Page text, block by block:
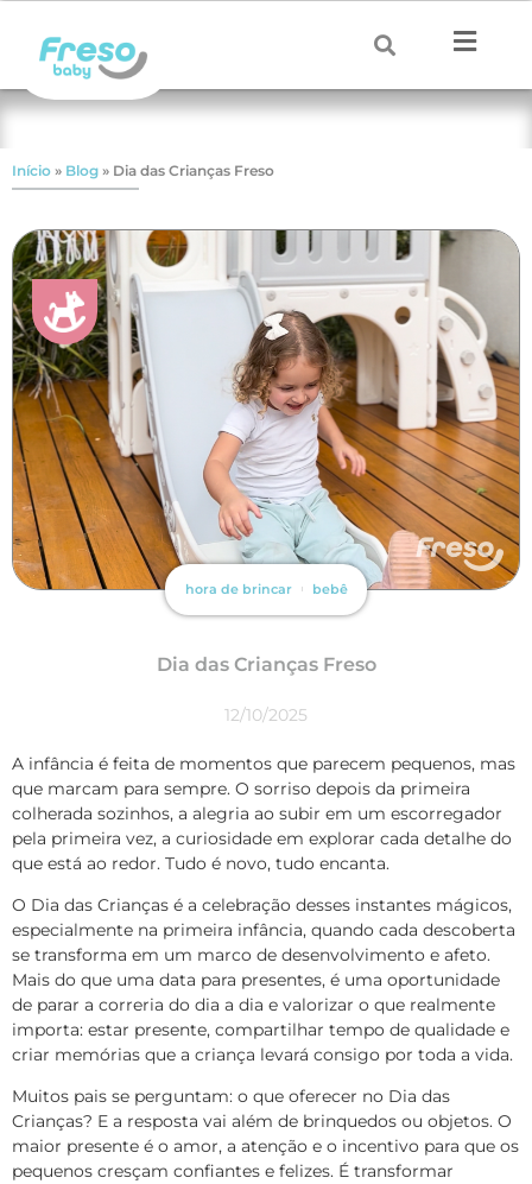
Início » Blog » Dia das Crianças Freso
hora de brincar bebê
Dia das Crianças Freso
12/10/2025
A infância é feita de momentos que parecem pequenos, mas
que marcam para sempre. O sorriso depois da primeira
colherada sozinhos, a alegria ao subir em um escorregador
pela primeira vez, a curiosidade em explorar cada detalhe do
que está ao redor. Tudo é novo, tudo encanta.
O Dia das Crianças é a celebração desses instantes mágicos,
especialmente na primeira infância, quando cada descoberta
se transforma em um marco de desenvolvimento e afeto.
Mais do que uma data para presentes, é uma oportunidade
de parar a correria do dia a dia e valorizar o que realmente
importa: estar presente, compartilhar tempo de qualidade e
criar memórias que a criança levará consigo por toda a vida.
Muitos pais se perguntam: o que oferecer no Dia das
Crianças? E a resposta vai além de brinquedos ou objetos. O
maior presente é o amor, a atenção e o incentivo para que os
pequenos cresçam confiantes e felizes. É transformar